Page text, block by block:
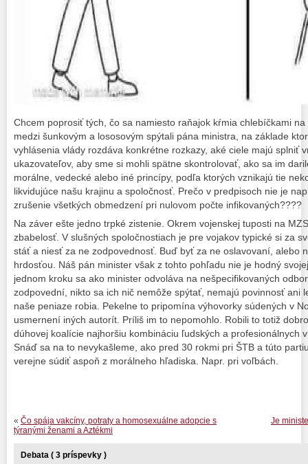
Chcem poprosiť tých, čo sa namiesto raňajok kŕmia chlebíčkami
medzi šunkovým a lososovým spýtali pána ministra, na základe
vyhlásenia vlády rozdáva konkrétne rozkazy, aké ciele majú splniť
ukazovateľov, aby sme si mohli spätne skontrolovať, ako sa im
morálne, vedecké alebo iné princípy, podľa ktorých vznikajú tie
likvidujúce našu krajinu a spoločnosť. Prečo v predpisoch nie je
zrušenie všetkých obmedzení pri nulovom počte infikovaných????
Na záver ešte jedno trpké zistenie. Okrem vojenskej tuposti na
zbabelosť. V slušných spoločnostiach je pre vojakov typické si za
stáť a niesť za ne zodpovednosť. Buď byť za ne oslavovaní, alebo
hrdosťou. Náš pán minister však z tohto pohľadu nie je hodný
jednom kroku sa ako minister odvoláva na nešpecifikovaných
zodpovední, nikto sa ich nič nemôže spýtať, nemajú povinnosť ani
naše peniaze robia. Pekelne to pripomína výhovorky súdených v
usmernení iných autorít. Príliš im to nepomohlo. Robili to totiž
dúhovej koalície najhoršiu kombináciu ľudských a profesionálnych
Snáď sa na to nevykašleme, ako pred 30 rokmi pri ŠTB a túto
verejne súdiť aspoň z morálneho hľadiska. Napr. pri voľbách.
Je
« Čo spája vakcíny, potraty a homosexuálne adopcie s
týranými ženami a Aztékmi
Debata ( 3 príspevky )